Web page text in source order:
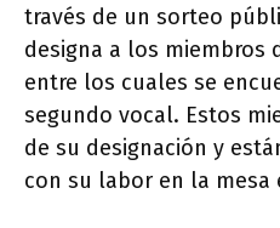
través de un sorteo
designa a los miembros
entre los cuales se
segundo vocal. Estos
de su designación y
con su labor en la mesa